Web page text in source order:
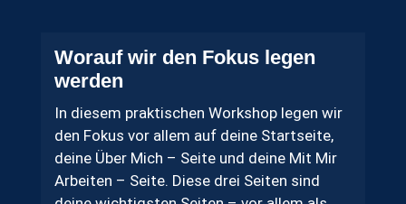
Worauf wir den Fokus legen
werden
In diesem praktischen Workshop legen wir
den Fokus vor allem auf deine Startseite,
deine Über Mich – Seite und deine Mit Mir
Arbeiten – Seite. Diese drei Seiten sind